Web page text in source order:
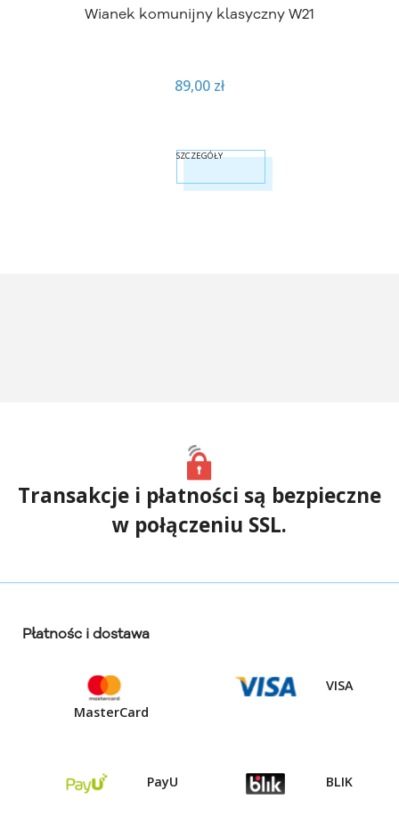
Wianek komunijny klasyczny W21
89,00 zł
SZCZEGÓŁY
Transakcje i płatności są bezpieczne
w połączeniu SSL.
Płatnośc i dostawa
MasterCard
VISA
PayU BLIK